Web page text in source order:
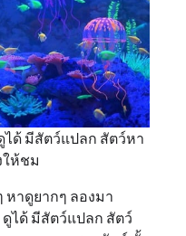
ได้ มีสัตว์แปลก สัตว์หา
ให้ชม
าดูยากๆ ลองมา
ดูได้ มีสัตว์แปลก สัตว์